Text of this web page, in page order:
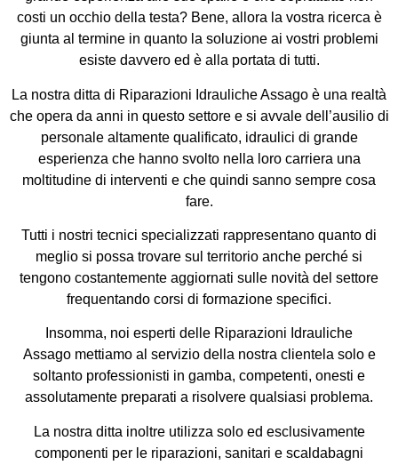
costi un occhio della testa? Bene, allora la vostra ricerca è
giunta al termine in quanto la soluzione ai vostri problemi
esiste davvero ed è alla portata di tutti.
La nostra ditta di Riparazioni Idrauliche Assago è una realtà
che opera da anni in questo settore e si avvale dell’ausilio di
personale altamente qualificato, idraulici di grande
esperienza che hanno svolto nella loro carriera una
moltitudine di interventi e che quindi sanno sempre cosa
fare.
Tutti i nostri tecnici specializzati rappresentano quanto di
meglio si possa trovare sul territorio anche perché si
tengono costantemente aggiornati sulle novità del settore
frequentando corsi di formazione specifici.
Insomma, noi esperti delle Riparazioni Idrauliche
Assago mettiamo al servizio della nostra clientela solo e
soltanto professionisti in gamba, competenti, onesti e
assolutamente preparati a risolvere qualsiasi problema.
La nostra ditta inoltre utilizza solo ed esclusivamente
componenti per le riparazioni, sanitari e scaldabagni